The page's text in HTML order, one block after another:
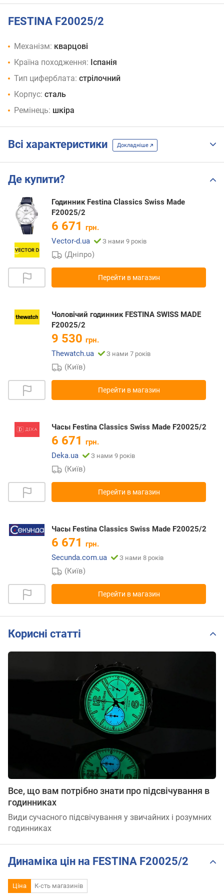
FESTINA F20025/2
Механізм: кварцові
Країна походження: Іспанія
Тип циферблата: стрілочний
Корпус: сталь
Ремінець: шкіра
Всі характеристики Докладніше
Де купити?
Годинник Festina Classics Swiss Made
F20025/2
6 671 грн.
Vector-d.ua
З нами 9 років
(Дніпро)
Перейти в магазин
Чоловічий годинник FESTINA SWISS MADE
F20025/2
9 530 грн.
Thewatch.ua
З нами 7 років
(Київ)
Перейти в магазин
Часы Festina Classics Swiss Made F20025/2
6 671 грн.
Deka.ua
З нами 9 років
(Київ)
Перейти в магазин
Часы Festina Classics Swiss Made F20025/2
6 671 грн.
Secunda.com.ua
З нами 8 років
(Київ)
Перейти в магазин
Корисні статті
Все, що вам потрібно знати про підсвічування в
годинниках
Види сучасного підсвічування у звичайних і розумних
годинниках
Динаміка цін на FESTINA F20025/2
Ціна К-сть магазинів